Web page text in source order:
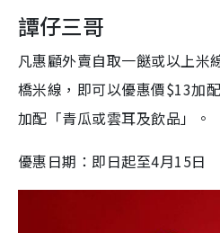
譚仔三哥
凡惠顧外賣自取一餸或以上米
橋米線，即可以優惠價$13加
加配「青瓜或雲耳及飲品」。
優惠日期：即日起至4月15日